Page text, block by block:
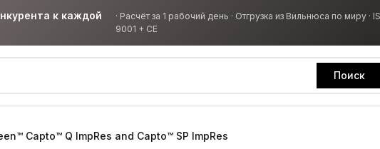
к каждой
· Расчёт за 1 рабочий день · Отгрузка из Вильнюса по миру ·
9001 + CE
Поиск
Capto™ Q ImpRes and Capto™ SP ImpRes